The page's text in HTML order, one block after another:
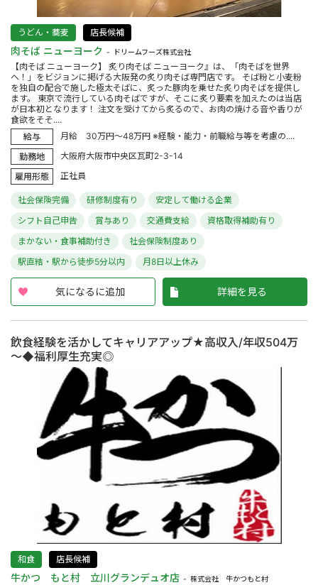
うどん・蕎麦 店長候補
肉そば ニューヨーク ドリームフーズ株式会社
【肉そば ニューヨーク】 炙り肉そば ニューヨーク』は、「肉そばを世界
へ！」をビジョンに掲げる大阪発の炙り肉そば専門店です。 そば粉と小麦粉
を独自の配合で施した極太そばに、炙った豚肉を乗せた炙り肉そばを提供し
ます。 東京で流行している肉そばですが、そこに炙り要素を加えたのは当店
が日本初となります！ 注文を受けてから炙るので、お肉の焼ける音や香りが
食欲をそそ....
給与
月給 30万円～48万円 ※経験・能力・前職給与等を考慮の....
勤務地
大阪府大阪市中央区瓦町2-3-14
雇用形態
正社員
社会保険完備 研修制度有り
安定して働ける企業
シフト自己申告
賞与あり 交通費支給
資格取得補助有り
まかない・食事補助付き
社会保険制度あり
駅直結・駅から徒歩5分以内
月8日以上休み
気になるに追加 詳細を見る
飲食経験を活かしてキャリアアップ★高収入/年収504万
～◆福利厚生充実◎
和食 店長候補
牛かつ もと村 立川グランデュオ店 株式会社 牛かつもと村